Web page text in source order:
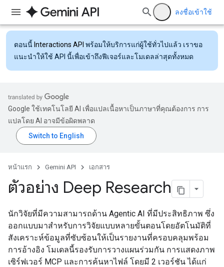
ลงชื่อเข้าใช้
ตอนนี้ Interactions API พร้อมให้บริการแก่ผู้ใช้ทั่วไปแล้ว เราขอ
แนะนำให้ใช้ API นี้เพื่อเข้าถึงฟีเจอร์และโมเดลล่าสุดทั้งหมด
Google ใช้เทคโนโลยี AI เพื่อแปลเนื้อหาเป็นภาษาที่คุณต้องการ การ
แปลโดย AI อาจมีข้อผิดพลาด
หน้าแรก Gemini API เอกสาร
ตัวอย่าง Deep Research
นักวิจัยที่มีความสามารถด้าน Agentic AI ที่มีประสิทธิภาพ ซึ่ง
ออกแบบมาสำหรับการวิจัยแบบหลายขั้นตอนโดยอัตโนมัติที่
สังเคราะห์ข้อมูลที่ซับซ้อนให้เป็นรายงานที่ครอบคลุมพร้อม
การอ้างอิง โมเดลนี้รองรับการวางแผนร่วมกัน การแสดงภาพ
เซิร์ฟเวอร์ MCP และการค้นหาไฟล์ โดยมี 2 เวอร์ชัน ได้แก่